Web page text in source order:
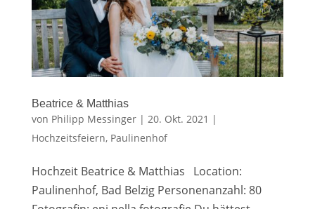
Beatrice & Matthias
von Philipp Messinger| 20. Okt. 2021 |
Hochzeitsfeiern, Paulinenhof
Hochzeit Beatrice & Matthias Location:
Paulinenhof, Bad Belzig Personenanzahl: 80